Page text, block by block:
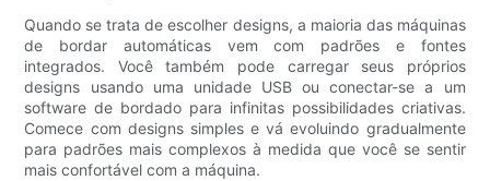
Quando se trata de escolher designs, a maioria das máquinas
de bordar automáticas vem com padrões e fontes
integrados. Você também pode carregar seus próprios
designs usando uma unidade USB ou conectar-se a um
software de bordado para infinitas possibilidades criativas.
Comece com designs simples e vá evoluindo gradualmente
para padrões mais complexos à medida que você se sentir
mais confortável com a máquina.